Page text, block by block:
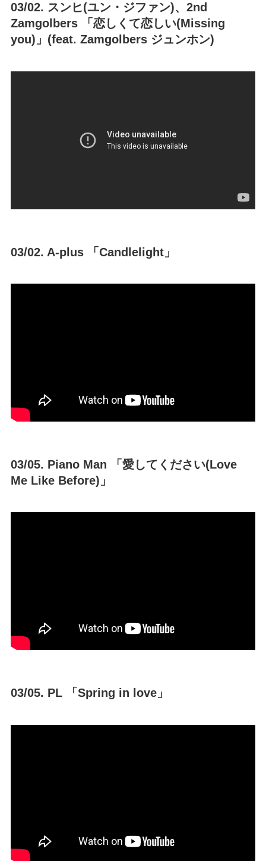
03/02. スンヒ(ユン・ジファン)、2nd
Zamgolbers 「恋しくて恋しい(Missing
you)」(feat. Zamgolbers ジュンホン)
03/02. A-plus 「Candlelight」
03/05. Piano Man 「愛してください(Love
Me Like Before)」
03/05. PL 「Spring in love」